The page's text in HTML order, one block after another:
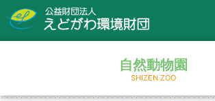
自然動物園
SHIZEN ZOO